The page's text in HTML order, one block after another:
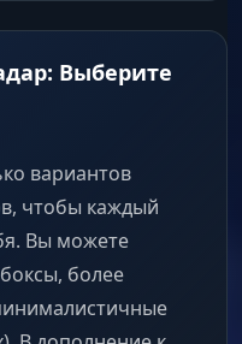
Выберите
вариантов
чтобы каждый
Вы можете
более